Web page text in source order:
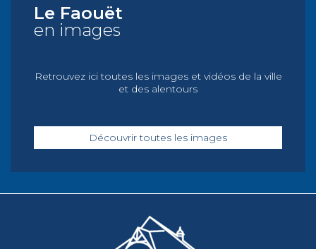
Le Faouët
en images
Retrouvez ici toutes les images et vidéos de la ville
et des alentours
Découvrir toutes les images